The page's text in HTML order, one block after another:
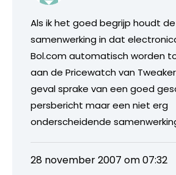
Als ik het goed begrijp houdt de
samenwerking in dat
Bol.com automatisch worden
aan de Pricewatch van
geval sprake van een goed
persbericht maar een niet erg
onderscheidende
28 november 2007 om 07:32